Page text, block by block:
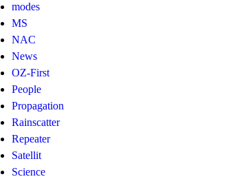
modes
MS
NAC
News
OZ-First
People
Propagation
Rainscatter
Repeater
Satellit
Science